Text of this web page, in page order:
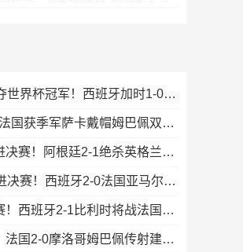
时隔16年夺世界杯冠军！西班牙加时1-0阿根廷费兰制胜恩佐染红
英格兰6-4法国获季军萨卡戴帽姆巴佩双响创纪录奥利塞2助+失良机
连续两届进决赛！阿根廷2-1绝杀英格兰劳塔罗恩佐破门梅西两助攻
时隔16年进决赛！西班牙2-0法国亚马尔造点奥亚萨瓦尔、波罗破门
晋级半决赛！西班牙2-1比利时将战法国梅里诺替补绝杀拉门斯送礼
进军四强！法国2-0摩洛哥姆巴佩传射建功+失点登贝莱贴地斩